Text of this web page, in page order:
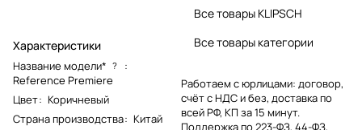
Характеристики
Название модели* ?
:
Reference Premiere
Цвет: Коричневый
Страна производства: Китай
Все товары KLIPSCH
Все товары категории
Работаем с юрлицами: договор,
счёт с НДС и без, доставка по
всей РФ, КП за 15 минут.
Поддержка по 223-ФЗ, 44-ФЗ,